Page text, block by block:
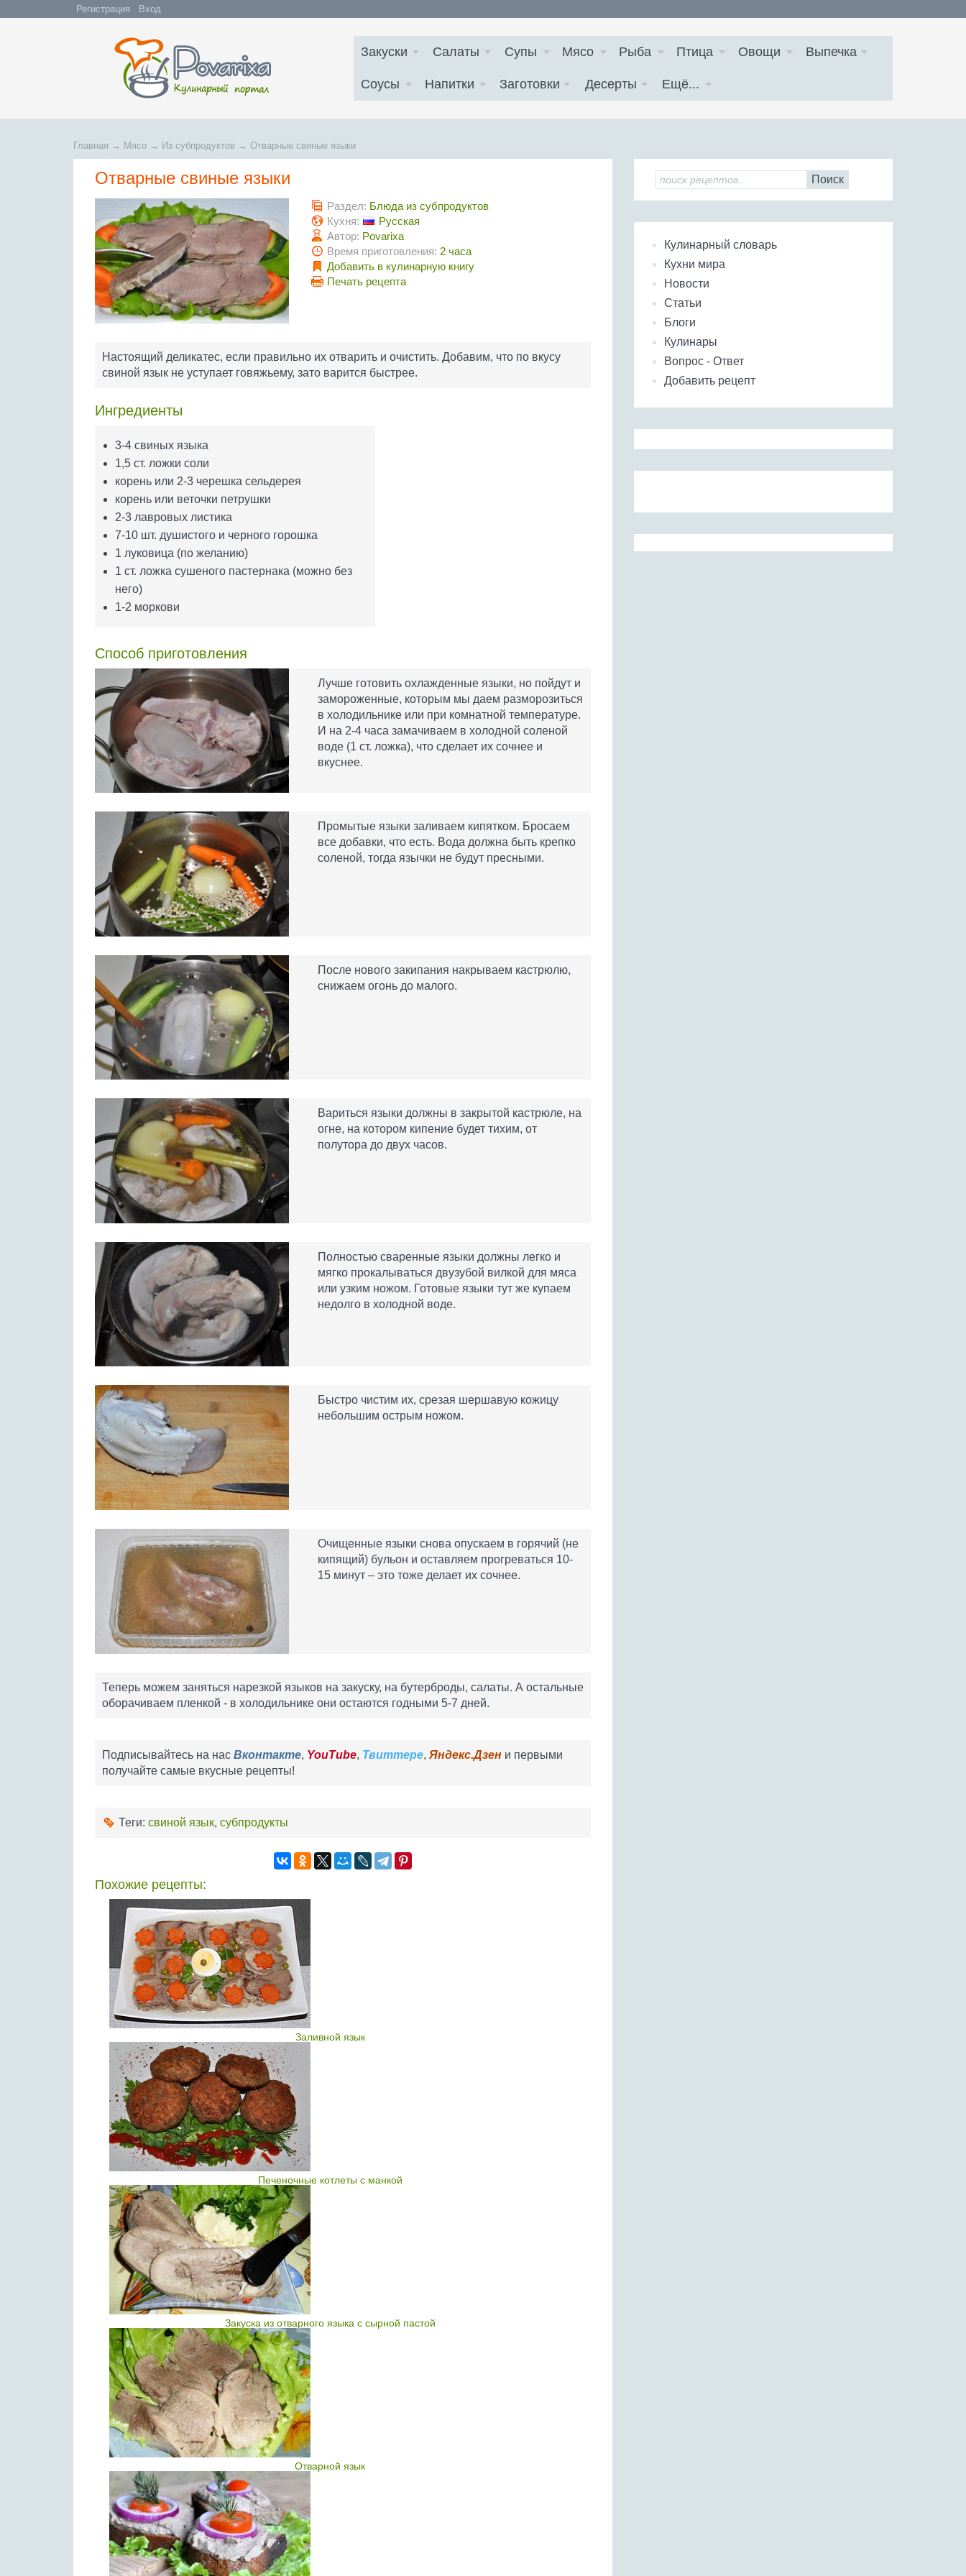
Регистрация Вход
Закуски Салаты Супы Мясо Рыба Птица Овощи Выпечка
Соусы Напитки Заготовки Десерты Ещё...
Главная → Мясо → Из субпродуктов → Отварные свиные языки
Отварные свиные языки
Раздел: Блюда из субпродуктов
Кухня:
Русская
Автор: Povarixa
Время приготовления: 2 часа
Добавить в кулинарную книгу
Печать рецепта
Настоящий деликатес, если правильно их отварить и очистить. Добавим, что по вкусу
свиной язык не уступает говяжьему, зато варится быстрее.
Ингредиенты
3-4 свиных языка
1,5 ст. ложки соли
корень или 2-3 черешка сельдерея
корень или веточки петрушки
2-3 лавровых листика
7-10 шт. душистого и черного горошка
1 луковица (по желанию)
1 ст. ложка сушеного пастернака (можно без
него)
1-2 моркови
Способ приготовления
Лучше готовить охлажденные языки, но пойдут и
замороженные, которым мы даем разморозиться
в холодильнике или при комнатной температуре.
И на 2-4 часа замачиваем в холодной соленой
воде (1 ст. ложка), что сделает их сочнее и
вкуснее.
Промытые языки заливаем кипятком. Бросаем
все добавки, что есть. Вода должна быть крепко
соленой, тогда язычки не будут пресными.
После нового закипания накрываем кастрюлю,
снижаем огонь до малого.
Вариться языки должны в закрытой кастрюле, на
огне, на котором кипение будет тихим, от
полутора до двух часов.
Полностью сваренные языки должны легко и
мягко прокалываться двузубой вилкой для мяса
или узким ножом. Готовые языки тут же купаем
недолго в холодной воде.
Быстро чистим их, срезая шершавую кожицу
небольшим острым ножом.
Очищенные языки снова опускаем в горячий (не
кипящий) бульон и оставляем прогреваться 10-
15 минут – это тоже делает их сочнее.
Теперь можем заняться нарезкой языков на закуску, на бутерброды, салаты. А остальные
оборачиваем пленкой - в холодильнике они остаются годными 5-7 дней.
Подписывайтесь на нас Вконтакте, YouTube, Твиттере, Яндекс.Дзен и первыми
получайте самые вкусные рецепты!
Теги: свиной язык, субпродукты
Похожие рецепты:
Заливной язык
Печеночные котлеты с манкой
Закуска из отварного языка с сырной пастой
Отварной язык
Поиск
Кулинарный словарь
Кухни мира
Новости
Статьи
Блоги
Кулинары
Вопрос - Ответ
Добавить рецепт